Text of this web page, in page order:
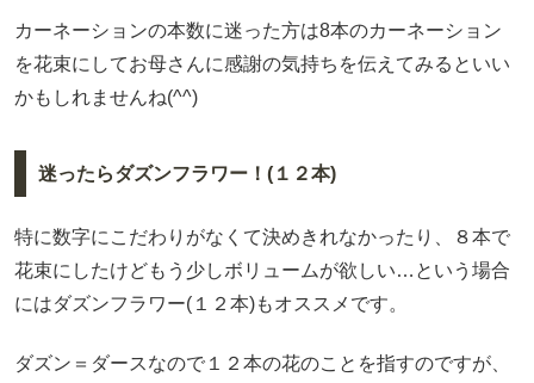
カーネーションの本数に迷った方は8本のカーネーション
を花束にしてお母さんに感謝の気持ちを伝えてみるといい
かもしれませんね(^^)
迷ったらダズンフラワー！(１２本)
特に数字にこだわりがなくて決めきれなかったり、８本で
花束にしたけどもう少しボリュームが欲しい…という場合
にはダズンフラワー(１２本)もオススメです。
ダズン＝ダースなので１２本の花のことを指すのですが、